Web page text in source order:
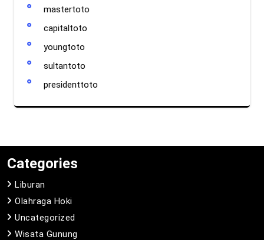
mastertoto
capitaltoto
youngtoto
sultantoto
presidenttoto
Categories
Liburan
Olahraga Hoki
Uncategorized
Wisata Gunung